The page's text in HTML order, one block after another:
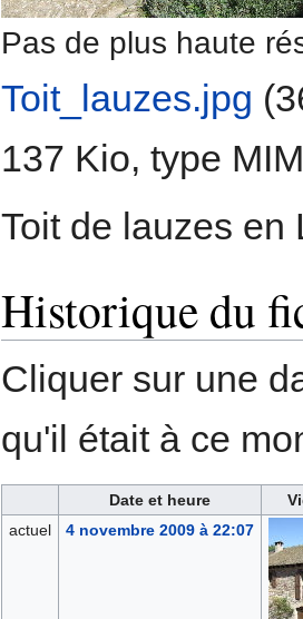
Pas de plus haute
Toit_lauzes.jpg
137 Kio, type
Toit de lauzes en
Historique du
Cliquer sur une
qu'il était à ce
Date et heure
actuel
4 novembre 2009 à 22:07